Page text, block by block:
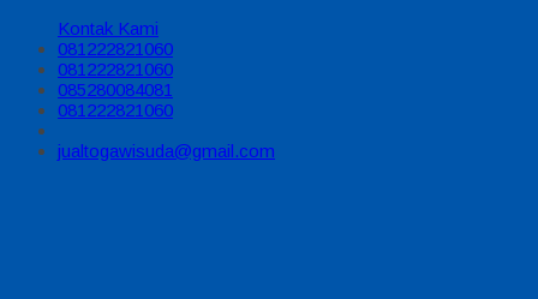
Kontak Kami
081222821060
081222821060
085280084081
081222821060
jualtogawisuda@gmail.com